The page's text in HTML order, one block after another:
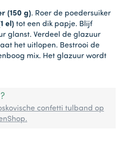
(150 g). Roer de poedersuiker
el) tot een dik papje. Blijf
glanst. Verdeel de glazuur
het uitlopen. Bestrooi de
mix. Het glazuur wordt
confetti tulband op